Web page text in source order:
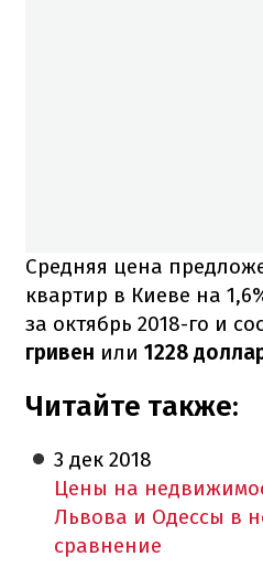
Средняя цена
квартир в Киеве на
за октябрь 2018-го и
гривен или 1228
Читайте также:
3 дек 2018
Цены на
Львова и Одессы в
сравнение